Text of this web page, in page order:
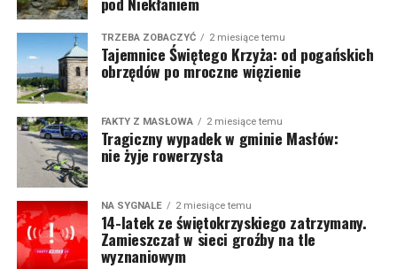
TRZEBA ZOBACZYĆ 2 miesiące temu
Tajemnice Świętego Krzyża: od pogańskich
obrzędów po mroczne więzienie
FAKTY Z MASŁOWA 2 miesiące temu
Tragiczny wypadek w gminie Masłów:
nie żyje rowerzysta
NA SYGNALE 2 miesiące temu
14-latek ze świętokrzyskiego zatrzymany.
Zamieszczał w sieci groźby na tle
wyznaniowym